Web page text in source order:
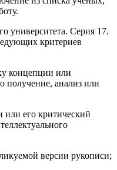
университета. Серия 17.
критериев
концепции или
получение, анализ или
или его критический
версии рукописи;